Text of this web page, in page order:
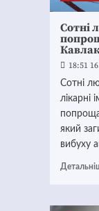
Сотні
18:51
Сотні
лікарні
який
вибуху